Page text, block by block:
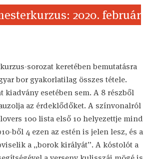
2020. február
sorozat keretében bemutatásra
bor gyakorlatilag összes tétele.
kiadvány esetében sem. A 8 részből
az érdeklődőket. A színvonalról
100 lista első 10 helyezettje mind
ből 4 ezen az estén is jelen lesz, és a
a „borok királyát”. A kóstolót a